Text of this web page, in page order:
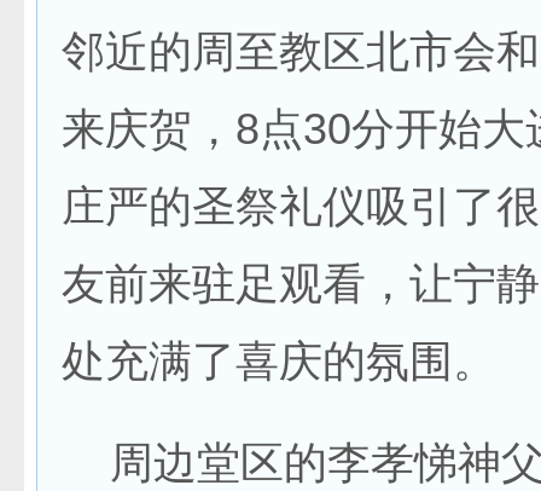
邻近的周至教区北市会
来庆贺，8点30分开始大
庄严的圣祭礼仪吸引了
友前来驻足观看，让宁
处充满了喜庆的氛围。
周边堂区的李孝悌神